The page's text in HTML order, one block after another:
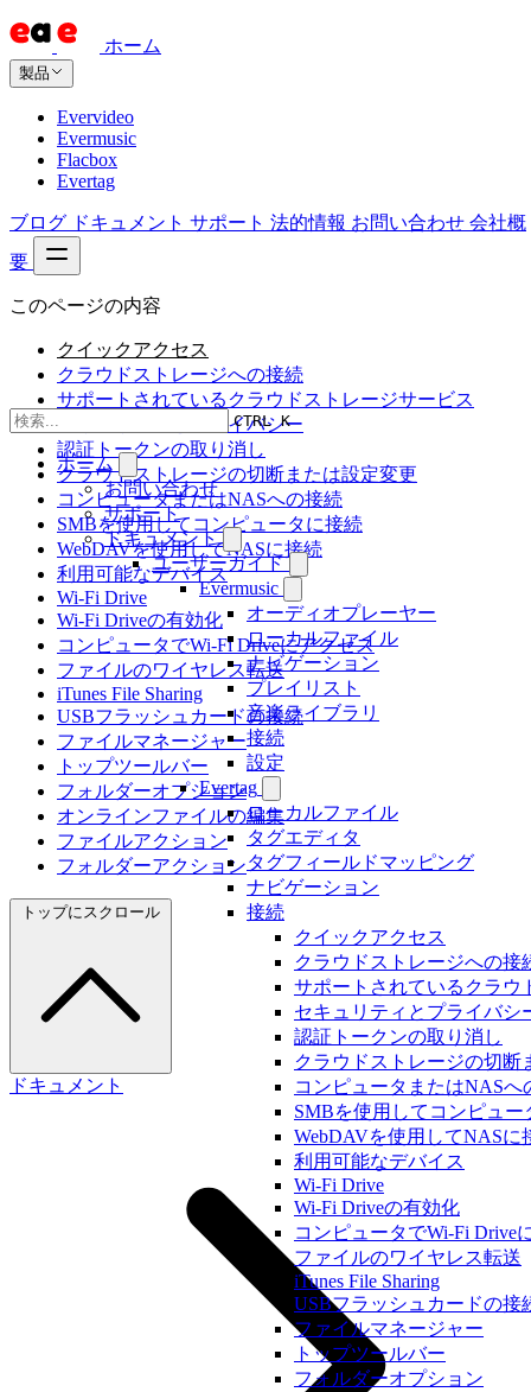
ホーム
製品
Evervideo
Evermusic
Flacbox
Evertag
ブログ ドキュメント サポート 法的情報 お問い合わせ 会社概
要
CTRL K
ホーム
お問い合わせ
サポート
ドキュメント
ユーザーガイド
Evermusic
オーディオプレーヤー
ローカルファイル
ナビゲーション
プレイリスト
音楽ライブラリ
接続
設定
Evertag
ローカルファイル
タグエディタ
タグフィールドマッピング
ナビゲーション
接続
クイックアクセス
クラウドストレージへの接
サポートされているクラウ
セキュリティとプライバシ
認証トークンの取り消し
クラウドストレージの切断
コンピュータまたはNASへ
SMBを使用してコンピュー
WebDAVを使用してNASに
利用可能なデバイス
Wi-Fi Drive
Wi-Fi Driveの有効化
コンピュータでWi-Fi Drive
ファイルのワイヤレス転送
iTunes File Sharing
USBフラッシュカードの接
ファイルマネージャー
トップツールバー
フォルダーオプション
このページの内容
クイックアクセス
クラウドストレージへの接続
サポートされているクラウドストレージサービス
セキュリティとプライバシー
認証トークンの取り消し
クラウドストレージの切断または設定変更
コンピュータまたはNASへの接続
SMBを使用してコンピュータに接続
WebDAVを使用してNASに接続
利用可能なデバイス
Wi-Fi Drive
Wi-Fi Driveの有効化
コンピュータでWi-Fi Driveにアクセス
ファイルのワイヤレス転送
iTunes File Sharing
USBフラッシュカードの接続
ファイルマネージャー
トップツールバー
フォルダーオプション
オンラインファイルの編集
ファイルアクション
フォルダーアクション
トップにスクロール
ドキュメント